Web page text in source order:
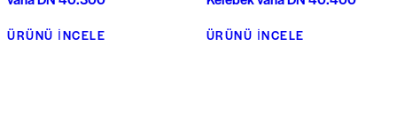
ÜRÜNÜ İNCELE ÜRÜNÜ İNCELE